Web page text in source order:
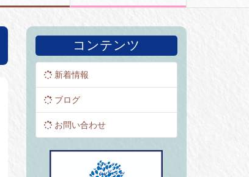
コンテンツ
新着情報
ブログ
お問い合わせ